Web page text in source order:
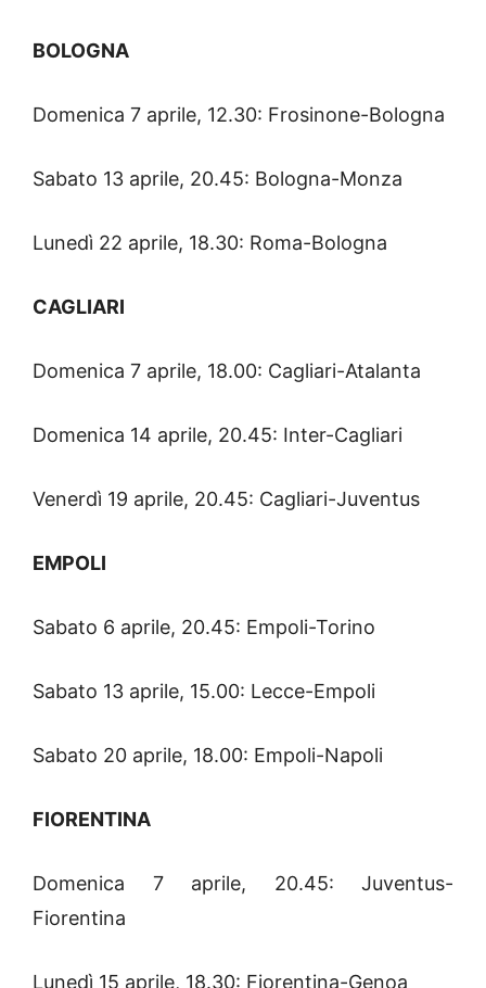
BOLOGNA
Domenica 7 aprile, 12.30: Frosinone-Bologna
Sabato 13 aprile, 20.45: Bologna-Monza
Lunedì 22 aprile, 18.30: Roma-Bologna
CAGLIARI
Domenica 7 aprile, 18.00: Cagliari-Atalanta
Domenica 14 aprile, 20.45: Inter-Cagliari
Venerdì 19 aprile, 20.45: Cagliari-Juventus
EMPOLI
Sabato 6 aprile, 20.45: Empoli-Torino
Sabato 13 aprile, 15.00: Lecce-Empoli
Sabato 20 aprile, 18.00: Empoli-Napoli
FIORENTINA
Domenica 7 aprile, 20.45: Juventus-
Fiorentina
Lunedì 15 aprile, 18.30: Fiorentina-Genoa